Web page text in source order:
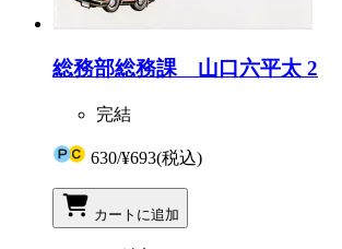
総務部総務課 山口六平太 2
完結
630/¥693(税込)
カートに追加